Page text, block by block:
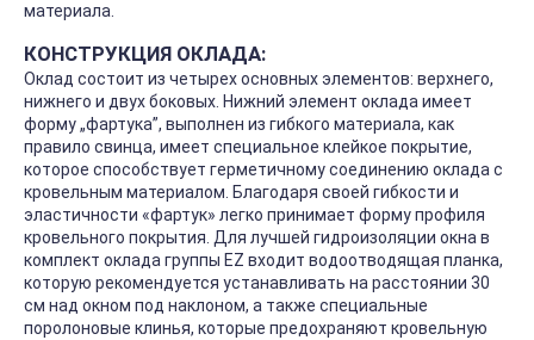
материала.
КОНСТРУКЦИЯ ОКЛАДА:
Оклад состоит из четырех основных элементов: верхнего,
нижнего и двух боковых. Нижний элемент оклада имеет
форму „фартука”, выполнен из гибкого материала, как
правило свинца, имеет специальное клейкое покрытие,
которое способствует герметичному соединению оклада с
кровельным материалом. Благодаря своей гибкости и
эластичности «фартук» легко принимает форму профиля
кровельного покрытия. Для лучшей гидроизоляции окна в
комплект оклада группы EZ входит водоотводящая планка,
которую рекомендуется устанавливать на расстоянии 30
см над окном под наклоном, а также специальные
поролоновые клинья, которые предохраняют кровельную